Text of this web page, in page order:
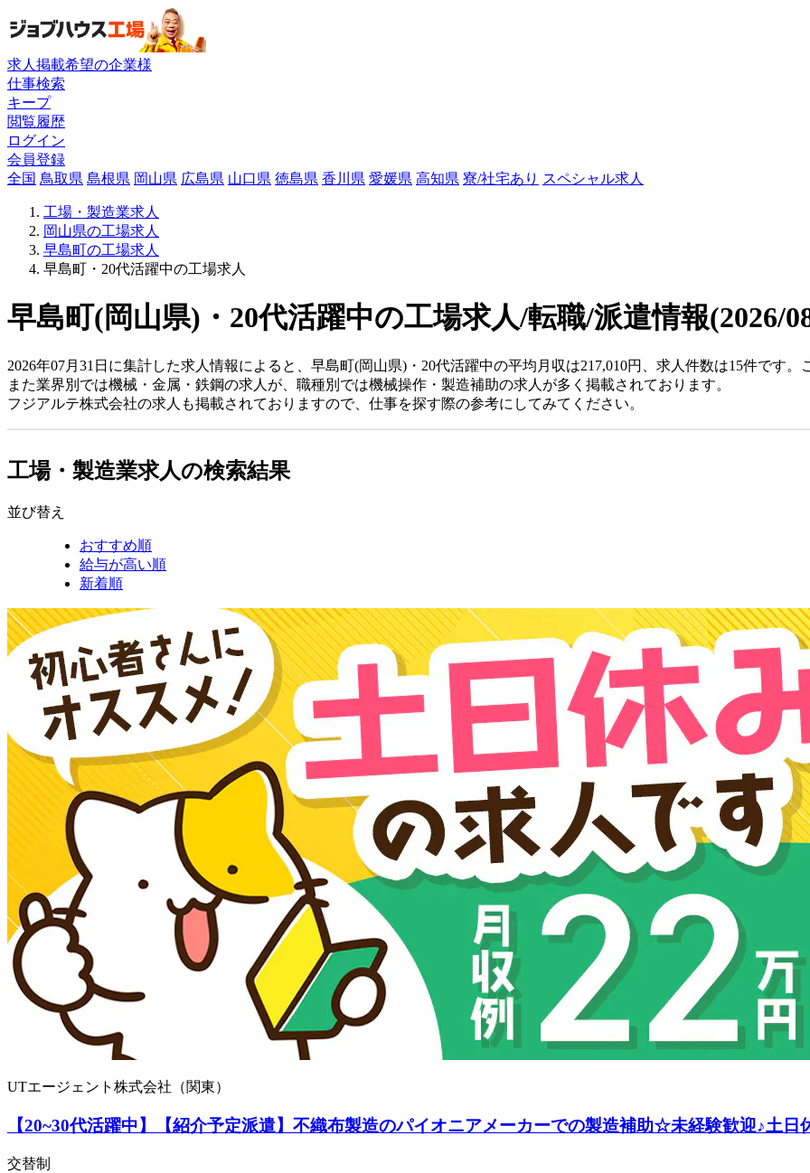
求人掲載希望の企業様
仕事検索
キープ
閲覧履歴
ログイン
会員登録
全国 鳥取県 島根県 岡山県 広島県 山口県 徳島県 香川県 愛媛県 高知県 寮/社宅あり スペシャル求人
工場・製造業求人
岡山県の工場求人
早島町の工場求人
早島町・20代活躍中の工場求人
早島町(岡山県)・20代活躍中の工場求人/転職/派遣情報(2026/
2026年07月31日に集計した求人情報によると、早島町(岡山県)・20代活躍中の平均月収は217,010円、求人件数は15件です。
また業界別では機械・金属・鉄鋼の求人が、職種別では機械操作・製造補助の求人が多く掲載されております。
フジアルテ株式会社の求人も掲載されておりますので、仕事を探す際の参考にしてみてください。
工場・製造業求人の検索結果
並び替え
おすすめ順
給与が高い順
新着順
UTエージェント株式会社（関東）
【20~30代活躍中】【紹介予定派遣】不織布製造のパイオニアメーカーでの製造補助☆未経験歓迎♪土日
交替制